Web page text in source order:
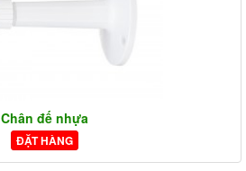
Chân đế nhựa
ĐẶT HÀNG